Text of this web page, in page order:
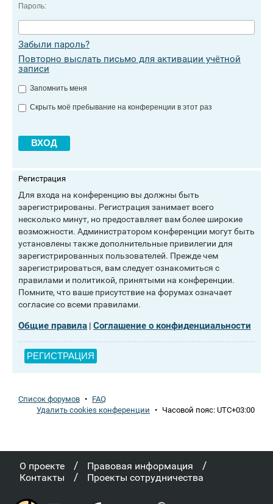
Пароль:
Забыли пароль?
Повторно выслать письмо для активации учётной
записи
Запомнить меня
Скрыть моё пребывание на конференции в этот раз
Регистрация
Для входа на конференцию вы должны быть
зарегистрированы. Регистрация занимает всего
несколько минут, но предоставляет вам более широкие
возможности. Администратором конференции могут быть
установлены также дополнительные привилегии для
зарегистрированных пользователей. Прежде чем
зарегистрироваться, вам следует ознакомиться с
правилами и политикой, принятыми на конференции.
Помните, что ваше присутствие на форумах означает
согласие со всеми правилами.
Общие правила | Соглашение о конфиденциальности
РЕГИСТРАЦИЯ
Список форумов • FAQ
Удалить cookies конференции • Часовой пояс: UTC+03:00
О проекте / Правовая информация /
Контакты / Проекты сотрудничества